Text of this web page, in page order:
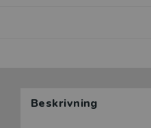
Beskrivning